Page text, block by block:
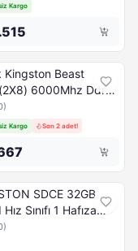
Kargo
Kingston Beast
6000Mhz Ddr5
)
Kargo Son 2 adet!
SDCE 32GB
Sınıfı 1 Hafıza
)